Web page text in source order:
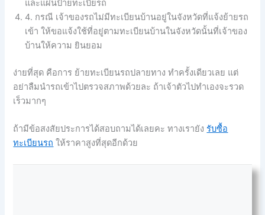
และแผ่นป้ายทะเบียรถ
4. กรณี เจ้าของรถไม่มีทะเบียนบ้านอยู่ในจังหวัดที่แจ้งย้ายรถ
เข้า ให้ขอแจ้งใช้ที่อยู่ตามทะเบียนบ้านในจังหวัดนั้นที่เจ้าของ
บ้านให้ความ ยินยอม
ง่ายที่สุด คือการ ย้ายทะเบียนรถปลายทาง ทำครั้งเดียวเลย แต่
อย่าลืมนำรถเข้าไปตรวจสภาพด้วยละ ถ้าเจ้าตัวไปทำเองจะรวด
เร็วมากๆ
ถ้ามีข้อสงสัยประการได้สอบถามได้เลยคะ ทางเรายังรับซื้อ
ทะเบียนรถ ให้ราคาสูงที่สุดอีกด้วย